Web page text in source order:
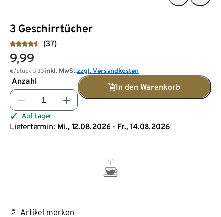
3 Geschirrtücher
(37)
9,99
€/Stück 3,33inkl. MwSt.zzgl. Versandkosten
Anzahl
In den Warenkorb
Auf Lager
Liefertermin: Mi., 12.08.2026 - Fr., 14.08.2026
Artikel merken